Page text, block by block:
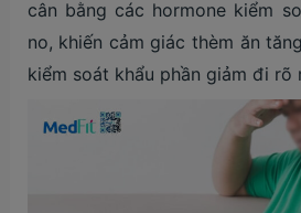
cân bằng các hormone kiểm
no, khiến cảm giác thèm ăn
kiểm soát khẩu phần giảm đi rõ